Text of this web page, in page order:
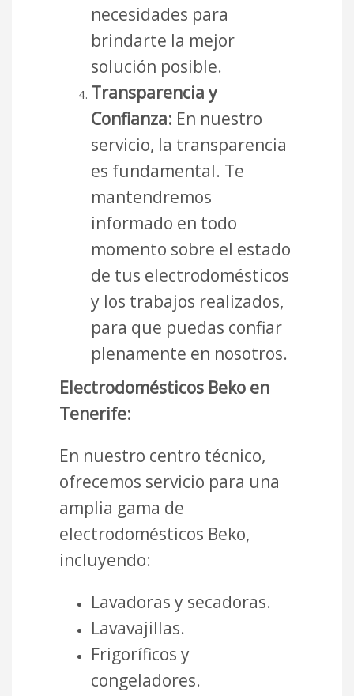
necesidades para
brindarte la mejor
solución posible.
Transparencia y
Confianza: En nuestro
servicio, la transparencia
es fundamental. Te
mantendremos
informado en todo
momento sobre el estado
de tus electrodomésticos
y los trabajos realizados,
para que puedas confiar
plenamente en nosotros.
Electrodomésticos Beko en
Tenerife:
En nuestro centro técnico,
ofrecemos servicio para una
amplia gama de
electrodomésticos Beko,
incluyendo:
Lavadoras y secadoras.
Lavavajillas.
Frigoríficos y
congeladores.